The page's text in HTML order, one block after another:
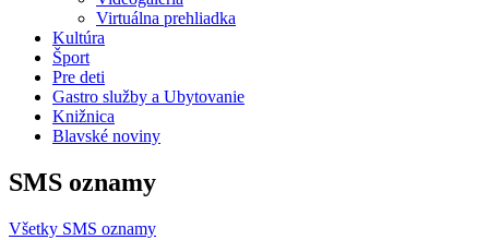
Virtuálna prehliadka
Kultúra
Šport
Pre deti
Gastro služby a Ubytovanie
Knižnica
Blavské noviny
SMS oznamy
Všetky SMS oznamy